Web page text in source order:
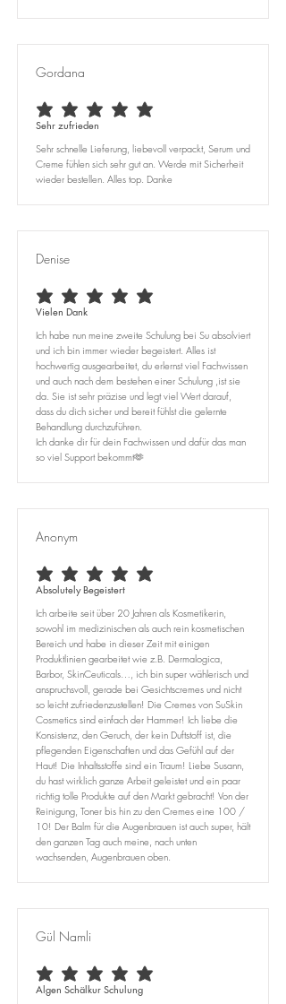
Gordana
durchschnittliches Rating ist 5 von 5
Sehr zufrieden
Sehr schnelle Lieferung, liebevoll verpackt, Serum und
Creme fühlen sich sehr gut an. Werde mit Sicherheit
wieder bestellen. Alles top. Danke
Denise
durchschnittliches Rating ist 5 von 5
Vielen Dank
Ich habe nun meine zweite Schulung bei Su absolviert
und ich bin immer wieder begeistert. Alles ist
hochwertig ausgearbeitet, du erlernst viel Fachwissen
und auch nach dem bestehen einer Schulung ,ist sie
da. Sie ist sehr präzise und legt viel Wert darauf,
dass du dich sicher und bereit fühlst die gelernte
Behandlung durchzuführen.
Ich danke dir für dein Fachwissen und dafür das man
so viel Support bekommt🫶
Anonym
durchschnittliches Rating ist 5 von 5
Absolutely Begeistert
Ich arbeite seit über 20 Jahren als Kosmetikerin,
sowohl im medizinischen als auch rein kosmetischen
Bereich und habe in dieser Zeit mit einigen
Produktlinien gearbeitet wie z.B. Dermalogica,
Barbor, SkinCeuticals…, ich bin super wählerisch und
anspruchsvoll, gerade bei Gesichtscremes und nicht
so leicht zufriedenzustellen! Die Cremes von SuSkin
Cosmetics sind einfach der Hammer! Ich liebe die
Konsistenz, den Geruch, der kein Duftstoff ist, die
pflegenden Eigenschaften und das Gefühl auf der
Haut! Die Inhaltsstoffe sind ein Traum! Liebe Susann,
du hast wirklich ganze Arbeit geleistet und ein paar
richtig tolle Produkte auf den Markt gebracht! Von der
Reinigung, Toner bis hin zu den Cremes eine 100 /
10! Der Balm für die Augenbrauen ist auch super, hält
den ganzen Tag auch meine, nach unten
wachsenden, Augenbrauen oben.
Gül Namli
durchschnittliches Rating ist 5 von 5
Algen Schälkur Schulung